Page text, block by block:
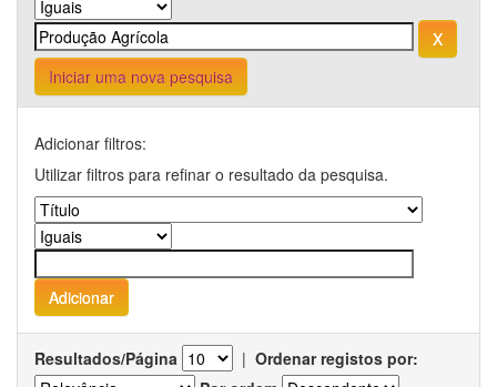
Iniciar uma nova pesquisa
Adicionar filtros:
Utilizar filtros para refinar o resultado da pesquisa.
Resultados/Página | Ordenar registos por: